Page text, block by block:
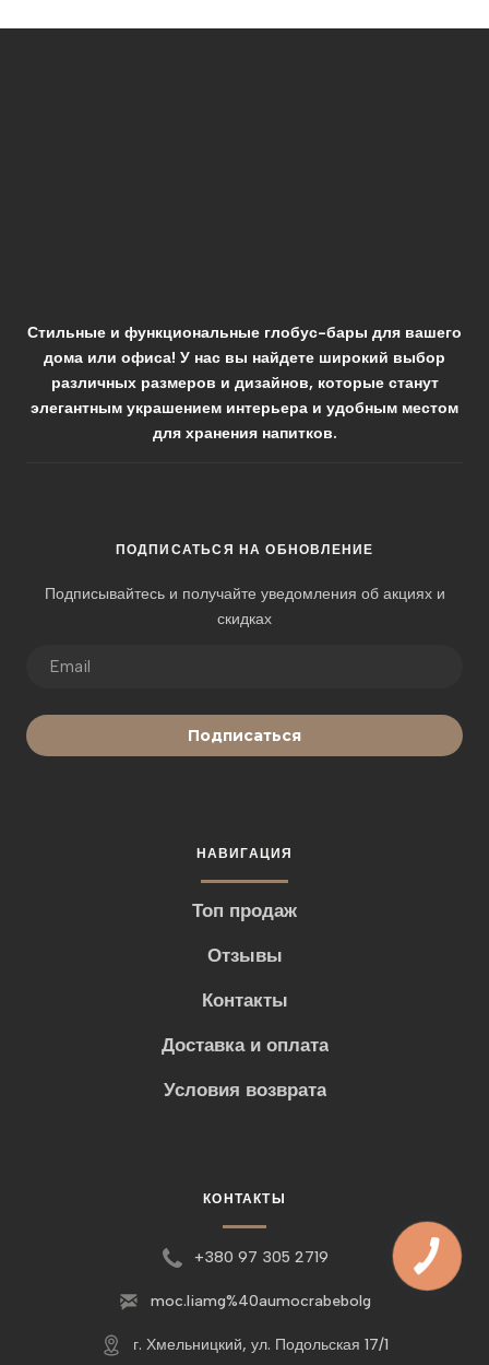
Стильные и функциональные глобус-бары для вашего
дома или офиса! У нас вы найдете широкий выбор
различных размеров и дизайнов, которые станут
элегантным украшением интерьера и удобным местом
для хранения напитков.
ПОДПИСАТЬСЯ НА ОБНОВЛЕНИЕ
Подписывайтесь и получайте уведомления об акциях и
скидках
Подписаться
НАВИГАЦИЯ
Топ продаж
Отзывы
Контакты
Доставка и оплата
Условия возврата
КОНТАКТЫ
+380 97 305 2719
moc.liamg%40aumocrabebolg
г. Хмельницкий, ул. Подольская 17/1